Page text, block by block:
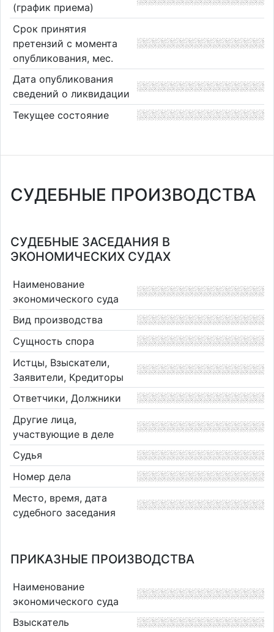
(график приема)
Срок принятия
претензий с момента
опубликования, мес.
Дата опубликования
сведений о ликвидации
Текущее состояние
СУДЕБНЫЕ ПРОИЗВОДСТВА
СУДЕБНЫЕ ЗАСЕДАНИЯ В
ЭКОНОМИЧЕСКИХ СУДАХ
Наименование
экономического суда
Вид производства
Сущность спора
Истцы, Взыскатели,
Заявители, Кредиторы
Ответчики, Должники
Другие лица,
участвующие в деле
Судья
Номер дела
Место, время, дата
судебного заседания
ПРИКАЗНЫЕ ПРОИЗВОДСТВА
Наименование
экономического суда
Взыскатель